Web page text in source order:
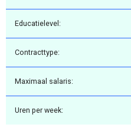
Educatielevel:
Contracttype:
Maximaal salaris:
Uren per week: